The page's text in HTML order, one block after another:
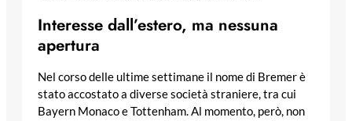
Interesse dall’estero, ma nessuna
apertura
Nel corso delle ultime settimane il nome di Bremer è
stato accostato a diverse società straniere, tra cui
Bayern Monaco e Tottenham. Al momento, però, non